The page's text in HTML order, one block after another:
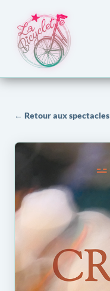
← Retour aux spectacles